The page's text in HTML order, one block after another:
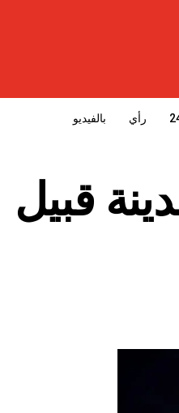
رأي بالفيديو
قبيل